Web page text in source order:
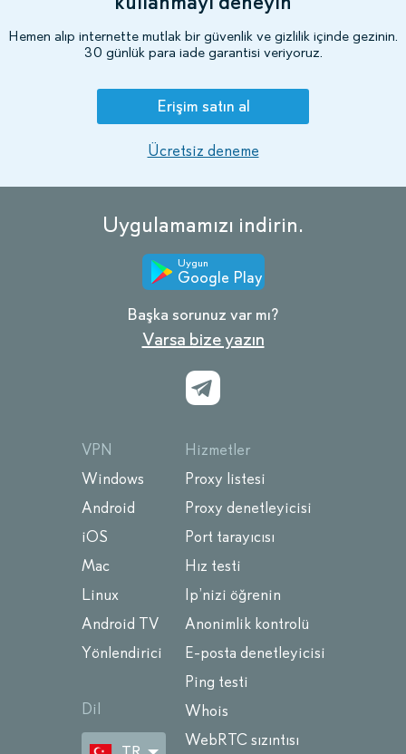
Hemen alıp internette mutlak bir güvenlik ve gizlilik içinde gezinin.
30 günlük para iade garantisi veriyoruz.
Erişim satın al
Ücretsiz deneme
Uygulamamızı indirin.
Uygun
Google Play
Başka sorunuz var mı?
Varsa bize yazın
VPN
Windows
Android
iOS
Mac
Linux
Android TV
Yönlendirici
Dil
Hizmetler
Proxy listesi
Proxy denetleyicisi
Port tarayıcısı
Hız testi
Ip’nizi öğrenin
Anonimlik kontrolü
E-posta denetleyicisi
Ping testi
Whois
WebRTC sızıntısı